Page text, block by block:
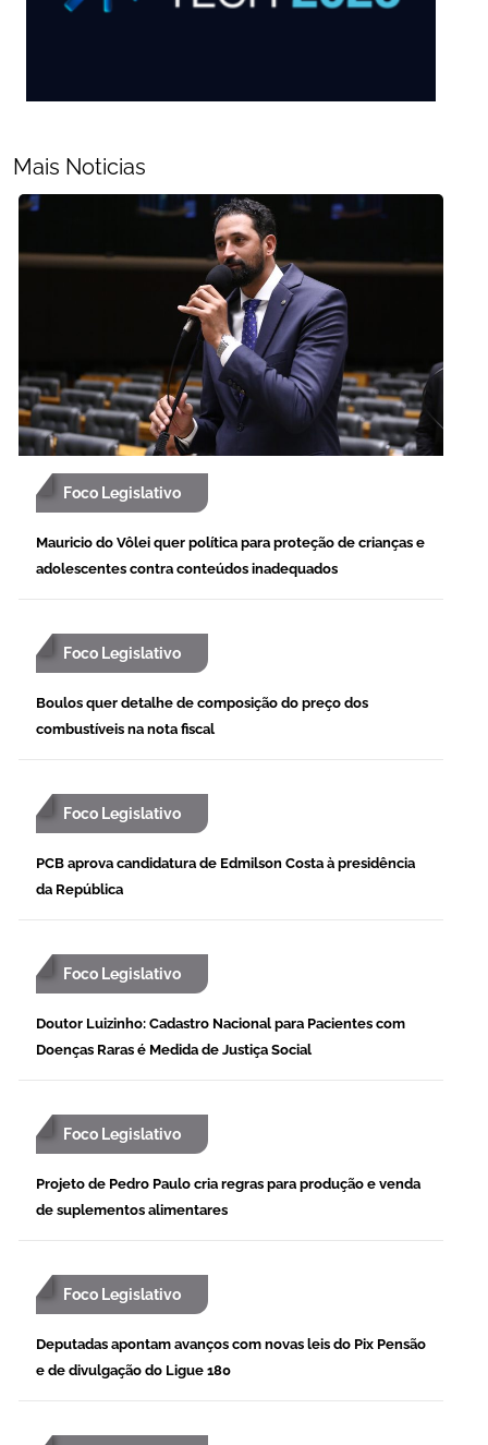
Mais Noticias
Foco Legislativo
Mauricio do Vôlei quer política para proteção de crianças e
adolescentes contra conteúdos inadequados
Foco Legislativo
Boulos quer detalhe de composição do preço dos
combustíveis na nota fiscal
Foco Legislativo
PCB aprova candidatura de Edmilson Costa à presidência
da República
Foco Legislativo
Doutor Luizinho: Cadastro Nacional para Pacientes com
Doenças Raras é Medida de Justiça Social
Foco Legislativo
Projeto de Pedro Paulo cria regras para produção e venda
de suplementos alimentares
Foco Legislativo
Deputadas apontam avanços com novas leis do Pix Pensão
e de divulgação do Ligue 180